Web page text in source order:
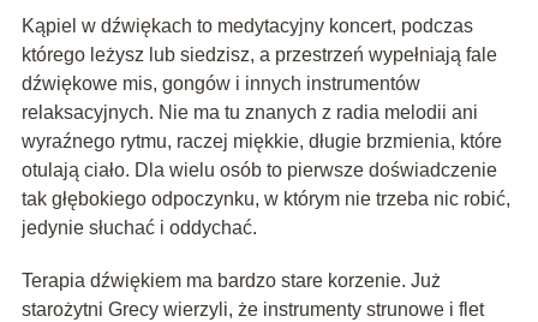
Kąpiel w dźwiękach to medytacyjny koncert, podczas
którego leżysz lub siedzisz, a przestrzeń wypełniają fale
dźwiękowe mis, gongów i innych instrumentów
relaksacyjnych. Nie ma tu znanych z radia melodii ani
wyraźnego rytmu, raczej miękkie, długie brzmienia, które
otulają ciało. Dla wielu osób to pierwsze doświadczenie
tak głębokiego odpoczynku, w którym nie trzeba nic robić,
jedynie słuchać i oddychać.
Terapia dźwiękiem ma bardzo stare korzenie. Już
starożytni Grecy wierzyli, że instrumenty strunowe i flet